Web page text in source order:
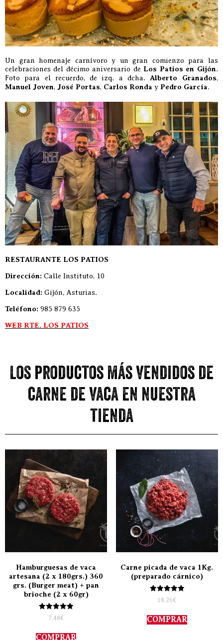
Un gran homenaje carnívoro y un gran comienzo para las
celebraciones del décimo aniversario de Los Patios en Gijón.
Foto para el recuerdo, de izq. a dcha. Alberto Granados,
Manuel Joven, José Portas, Carlos Ronda y Pedro García.
RESTAURANTE LOS PATIOS
Dirección: Calle Instituto, 10
Localidad: Gijón, Asturias.
Teléfono: 985 879 635
WEB RTE. LOS PATIOS
Los productos más vendidos de
carne de vaca en nuestra
tienda
Hamburguesas de vaca
artesana (2 x 180grs.) 360
grs. (Burger meat) + pan
brioche (2 x 60gr)
Valorado
con
de 5
7,48€
COMPRAR
Carne picada de vaca 1Kg.
(preparado cárnico)
Valorado
con
de 5
18,26€
COMPRAR